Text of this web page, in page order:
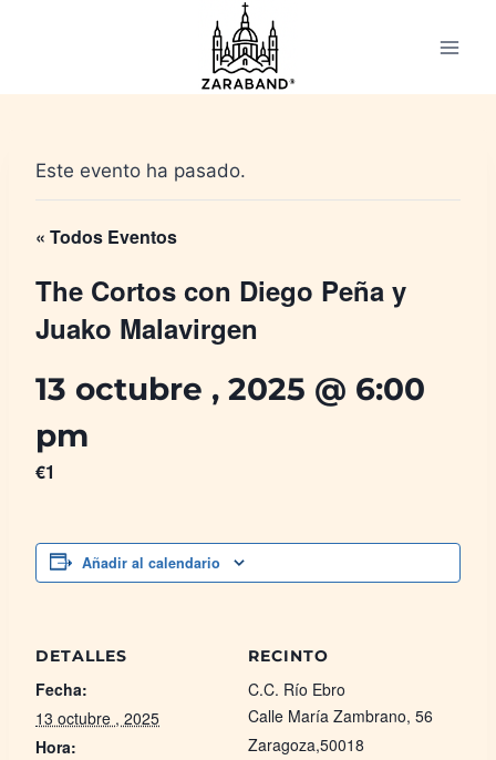
Este evento ha pasado.
« Todos Eventos
The Cortos con Diego Peña y
Juako Malavirgen
13 octubre , 2025 @ 6:00
pm
€1
Añadir al calendario
DETALLES
Fecha:
13 octubre , 2025
Hora:
RECINTO
C.C. Río Ebro
Calle María Zambrano, 56
Zaragoza,50018